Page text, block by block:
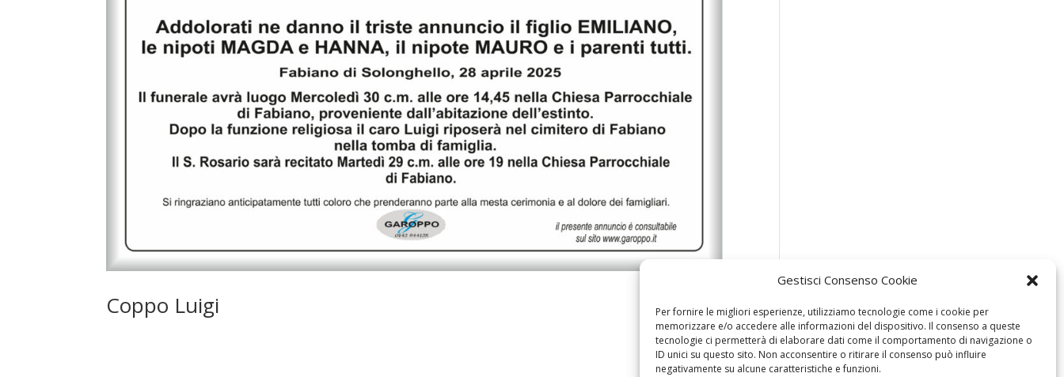
Gestisci Consenso Cookie
Per fornire le migliori esperienze, utilizziamo tecnologie come i cookie per
memorizzare e/o accedere alle informazioni del dispositivo. Il consenso a queste
tecnologie ci permetterà di elaborare dati come il comportamento di navigazione o
ID unici su questo sito. Non acconsentire o ritirare il consenso può influire
negativamente su alcune caratteristiche e funzioni.
Coppo Luigi